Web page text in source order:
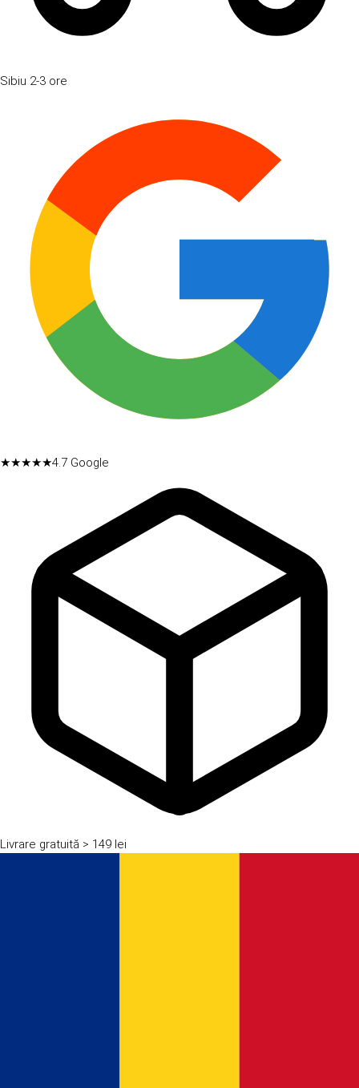
Sibiu 2-3 ore
★★★★★4.7 Google
Livrare gratuită > 149 lei